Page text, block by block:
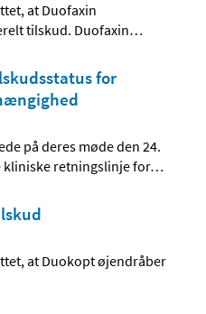
at Duofaxin
tilskud. Duofaxin…
for
på deres møde den 24.
kliniske retningslinje for…
at Duokopt øjendråber